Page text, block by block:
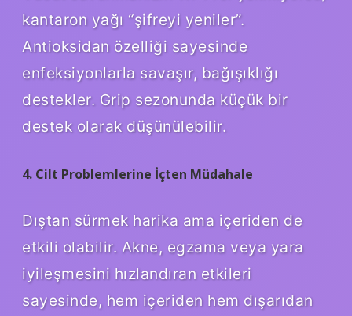
kantaron yağı “şifreyi yeniler”.
Antioksidan özelliği sayesinde
enfeksiyonlarla savaşır, bağışıklığı
destekler. Grip sezonunda küçük bir
destek olarak düşünülebilir.
4. Cilt Problemlerine İçten Müdahale
Dıştan sürmek harika ama içeriden de
etkili olabilir. Akne, egzama veya yara
iyileşmesini hızlandıran etkileri
sayesinde, hem içeriden hem dışarıdan